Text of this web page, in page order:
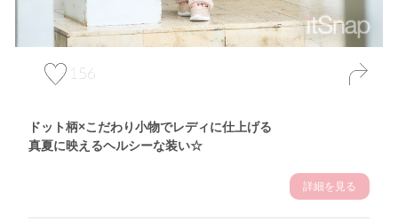
156
ドット柄×こだわり小物でレディに仕上げる
真夏に映えるヘルシーな装い☆
詳細を見る